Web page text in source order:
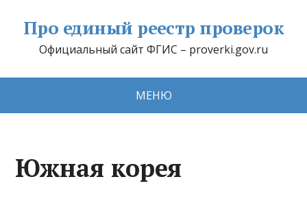
Про единый реестр проверок
Официальный сайт ФГИС – proverki.gov.ru
МЕНЮ
Южная корея